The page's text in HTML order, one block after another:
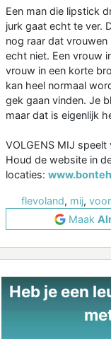
Een man die lipstick
jurk gaat echt te ver.
nog raar dat
echt niet. Een vrouw
vrouw in een korte
kan heel normaal
gek gaan vinden. Je
maar dat is eigenlijk
VOLGENS MIJ
Houd de website in
locaties:
flevoland, mij,
Maak
Heb je een